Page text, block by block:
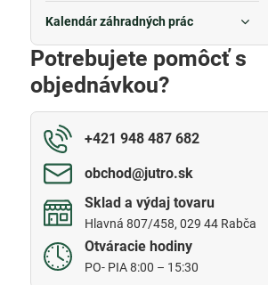
Kalendár záhradných prác
Potrebujete pomôcť s
objednávkou?
+421 948 487 682
obchod​@jutro​.sk
Sklad a výdaj tovaru
Hlavná 807/458, 029 44 Rabča
Otváracie hodiny
PO- PIA 8:00 – 15:30